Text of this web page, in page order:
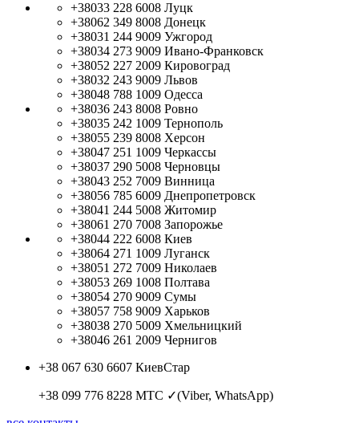
+38033 228 6008 Луцк
+38062 349 8008 Донецк
+38031 244 9009 Ужгород
+38034 273 9009 Ивано-Франковск
+38052 227 2009 Кировоград
+38032 243 9009 Львов
+38048 788 1009 Одесса
+38036 243 8008 Ровно
+38035 242 1009 Тернополь
+38055 239 8008 Херсон
+38047 251 1009 Черкассы
+38037 290 5008 Черновцы
+38043 252 7009 Винница
+38056 785 6009 Днепропетровск
+38041 244 5008 Житомир
+38061 270 7008 Запорожье
+38044 222 6008 Киев
+38064 271 1009 Луганск
+38051 272 7009 Николаев
+38053 269 1008 Полтава
+38054 270 9009 Сумы
+38057 758 9009 Харьков
+38038 270 5009 Хмельницкий
+38046 261 2009 Чернигов
+38 067 630 6607 КиевСтар
+38 099 776 8228 МТС ✓(Viber, WhatsApp)